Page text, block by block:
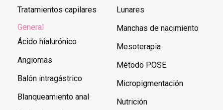
Tratamientos capilares
General
Ácido hialurónico
Angiomas
Balón intragástrico
Blanqueamiento anal
Lunares
Manchas de nacimiento
Mesoterapia
Método POSE
Micropigmentación
Nutrición